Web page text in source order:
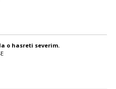
o hasreti severim.